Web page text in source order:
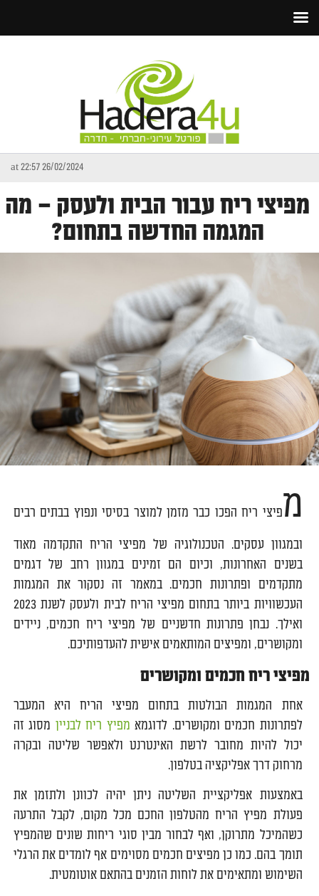
26/02/2024 at 22:57
מפיצי ריח עבור הבית ולעסק – מה
המגמה החדשה בתחום?
מפיצי ריח הפכו כבר מזמן למוצר בסיסי ונפוץ בבתים רבים
ובמגוון עסקים. הטכנולוגיה של מפיצי הריח התקדמה מאוד
בשנים האחרונות, וכיום הם זמינים במגוון רחב של דגמים
מתקדמים ופתרונות חכמים. במאמר זה נסקור את המגמות
העכשוויות ביותר בתחום מפיצי הריח לבית ולעסק לשנת 2023
ואילך. נבחן פתרונות חדשניים של מפיצי ריח חכמים, ניידים
ומקושרים, ומפיצים המותאמים אישית להעדפותיכם.
מפיצי ריח חכמים ומקושרים
אחת המגמות הבולטות בתחום מפיצי הריח היא המעבר
לפתרונות חכמים ומקושרים. לדוגמא מפיץ ריח לבניין מסוג זה
יכול להיות מחובר לרשת האינטרנט ולאפשר שליטה ובקרה
מרחוק דרך אפליקציה בטלפון.
באמצעות אפליקציית השליטה ניתן יהיה לכוונן ולתזמן את
פעולת מפיץ הריח מהטלפון החכם מכל מקום, לקבל התרעה
כשהמיכל מתרוקן, ואף לבחור מבין סוגי ריחות שונים שהמפיץ
תומך בהם. כמו כן מפיצים חכמים מסוימים אף לומדים את הרגלי
השימוש ומתאימים את לוחות הזמנים בהתאם אוטומטית.